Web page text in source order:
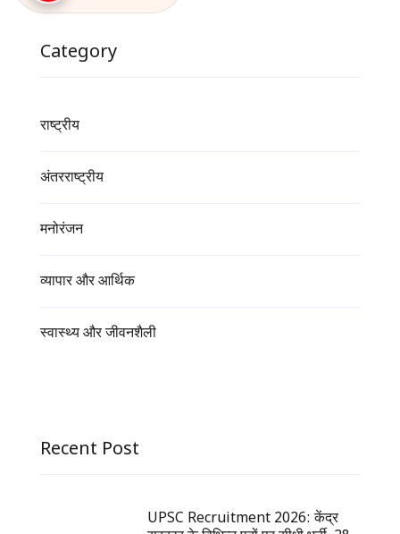
Category
राष्ट्रीय
अंतरराष्ट्रीय
मनोरंजन
व्यापार और आर्थिक
स्वास्थ्य और जीवनशैली
Recent Post
UPSC Recruitment 2026: केंद्र